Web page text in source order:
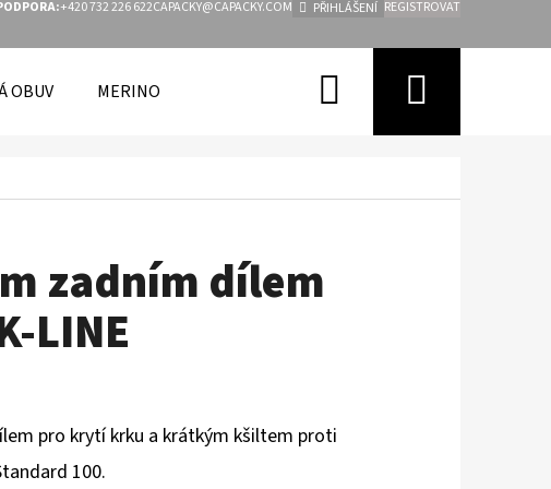
+420 732 226 622CAPACKY@CAPACKY.COM PŘIHLÁŠENÍ REGISTROVAT
OBUV MERINO Hledat
zadním dílem
LINE
pro krytí krku a krátkým kšiltem proti
100.